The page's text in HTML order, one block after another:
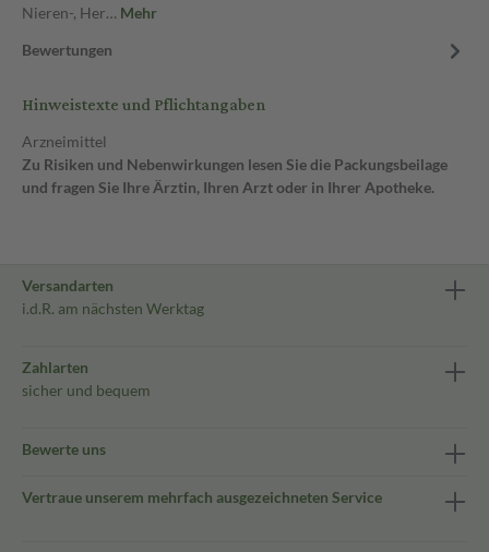
Nieren-, Her… Mehr
Bewertungen
Hinweistexte und Pflichtangaben
Arzneimittel
Zu Risiken und Nebenwirkungen lesen Sie die Packungsbeilage
und fragen Sie Ihre Ärztin, Ihren Arzt oder in Ihrer Apotheke.
Versandarten
i.d.R. am nächsten Werktag
Zahlarten
sicher und bequem
Bewerte uns
Vertraue unserem mehrfach ausgezeichneten Service